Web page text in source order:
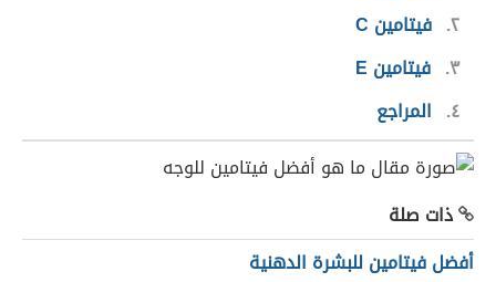
٢ فيتامين C
٣ فيتامين E
٤
المراجع
ذات صلة
أفضل فيتامين للبشرة الدهنية